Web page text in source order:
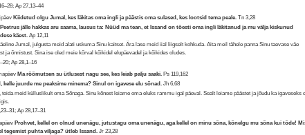
Ap 27,13–44
Kiidetud olgu Jumal, kes läkitas oma ingli ja päästis oma sulased, kes lootsid tema peale.Tn 3,28
jälle hakkas aru saama, lausus ta: Nüüd ma tean, et Issand on tõesti oma ingli läkitanud ja mu välja kiskunud
käest.Ap 12,11
Jumal, julgusta meid alati uskuma Sinu kaitset. Ära lase meid iial liigselt kohkuda. Aita meil tähele panna Sinu taevase väe
ja õnnistust. Sina ise oled meie kõrval kõikidel elupäevadel ja kõikides oludes.
Ap 28,1–16
Ma rõõmutsen su ütlusest nagu see, kes leiab palju saaki. Ps 119,162
kelle juurde me peaksime minema? Sinul on igavese elu sõnad.Jh 6,68
toida meid külluslikult oma Sõnaga. Sinu kõnest leiame oma eluks rammu igal päeval. Sealt leiame päästet ja jõudu ka igaveseks
Ap 28,17–31
Prohvet, kellel on olnud unenägu, jutustagu oma unenägu, aga kellel on minu sõna, kõnelgu mu sõna kui tõde!
tegemist puhta viljaga? ütleb Issand.Jr 23,28